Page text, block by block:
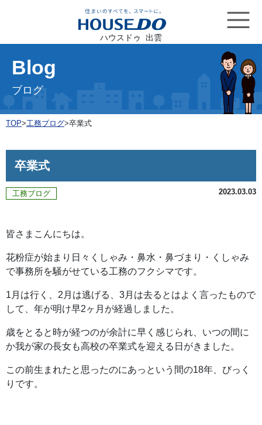
ハウスドゥ 出雲
Blog
ブログ
TOP>工務ブログ>卒業式
卒業式
工務ブログ 2023.03.03
皆さまこんにちは。
花粉症が始まり日々くしゃみ・鼻水・鼻づまり・くしゃみ
で事務所を騒がせている工務のフクシマです。
1月は行く、2月は逃げる、3月は去るとはよく言ったもので
して、年が明け早2ヶ月が経過しました。
歳をとると時が経つのが余計に早く感じられ、いつの間に
か我が家の長女も高校の卒業式を迎える日がきました。
この前生まれたと思ったのにあっという間の18年、びっく
りです。